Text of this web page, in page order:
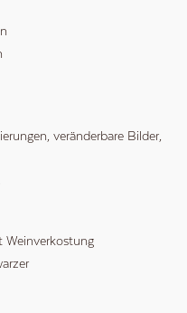
veränderbare Bilder,
Weinverkostung